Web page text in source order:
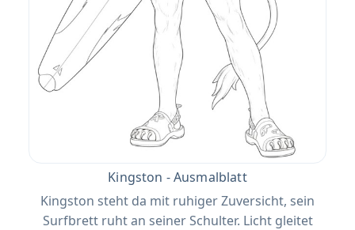
Kingston - Ausmalblatt
Kingston steht da mit ruhiger Zuversicht, sein
Surfbrett ruht an seiner Schulter. Licht gleitet